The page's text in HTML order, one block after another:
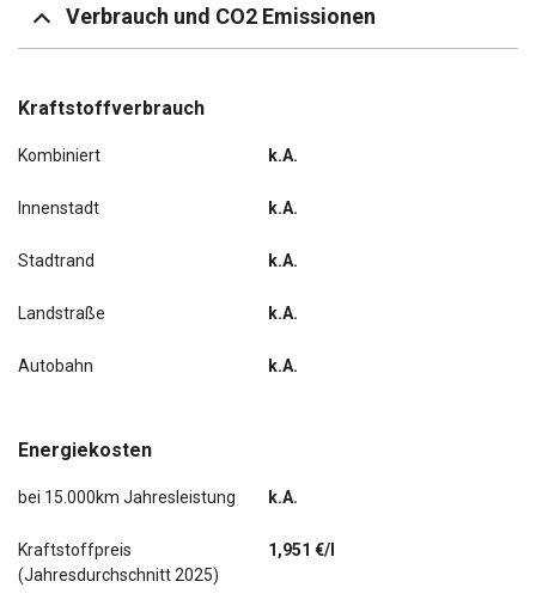
Verbrauch und CO2 Emissionen
Kraftstoffverbrauch
Kombiniert k.A.
Innenstadt k.A.
Stadtrand k.A.
Landstraße k.A.
Autobahn k.A.
Energiekosten
bei 15.000km Jahresleistung k.A.
Kraftstoffpreis
(Jahresdurchschnitt 2025)
1,951 €/l